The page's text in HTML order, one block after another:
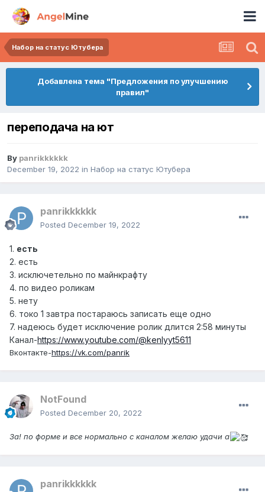
Набор на статус Ютубера
Добавлена тема "Предложения по улучшению
правил"
переподача на ют
By panrikkkkkk
December 19, 2022 in Набор на статус Ютубера
panrikkkkkk
Posted December 19, 2022
1. есть
2. есть
3. исключетельно по майнкрафту
4. по видео роликам
5. нету
6. токо 1 завтра постараюсь записать еще одно
7. надеюсь будет исключение ролик длится 2:58 минуты
Канал-https://www.youtube.com/@kenlyyt5611
Вконтакте-https://vk.com/panrik
NotFound
Posted December 20, 2022
За! по форме и все нормально с каналом желаю удачи а
panrikkkkkk